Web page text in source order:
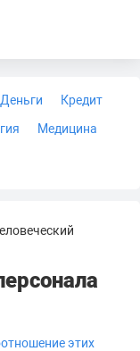
Деньги
Кредит
Медицина
этих